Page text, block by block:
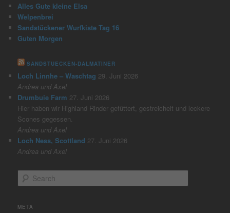
Alles Gute kleine Elsa
Welpenbrei
Sandstückener Wurfkiste Tag 16
Guten Morgen
SANDSTUECKEN-DALMATINER
Loch Linnhe – Waschtag 29. Juni 2026
Andrea und Axel
Drumbuie Farm 27. Juni 2026
Hier haben wir Highland Rinder gefüttert, gestreichelt und leckere
Scones gegessen.
Andrea und Axel
Loch Ness, Scottland 27. Juni 2026
Andrea und Axel
e
rMETA